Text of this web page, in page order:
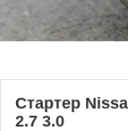
Стартер
2.7 3.0